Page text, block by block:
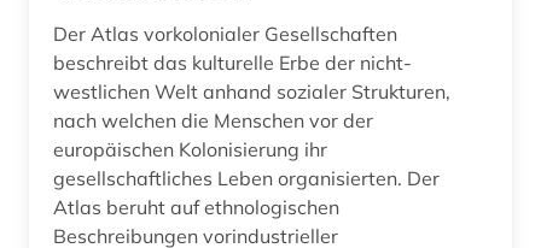
inuitforschung (1)
inventar (2)
iranistik (1)
irland (1)
Der Atlas vorkolonialer Gesellschaften
beschreibt das kulturelle Erbe der nicht-
westlichen Welt anhand sozialer Strukturen,
nach welchen die Menschen vor der
europäischen Kolonisierung ihr
gesellschaftliches Leben organisierten. Der
Atlas beruht auf ethnologischen
Beschreibungen vorindustrieller